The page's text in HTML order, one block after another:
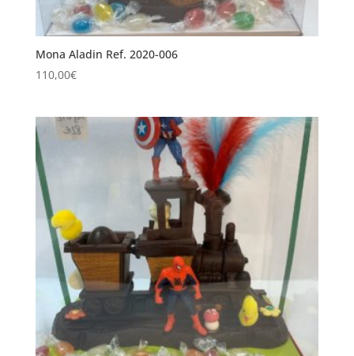
Mona Aladin Ref. 2020-006
110,00€